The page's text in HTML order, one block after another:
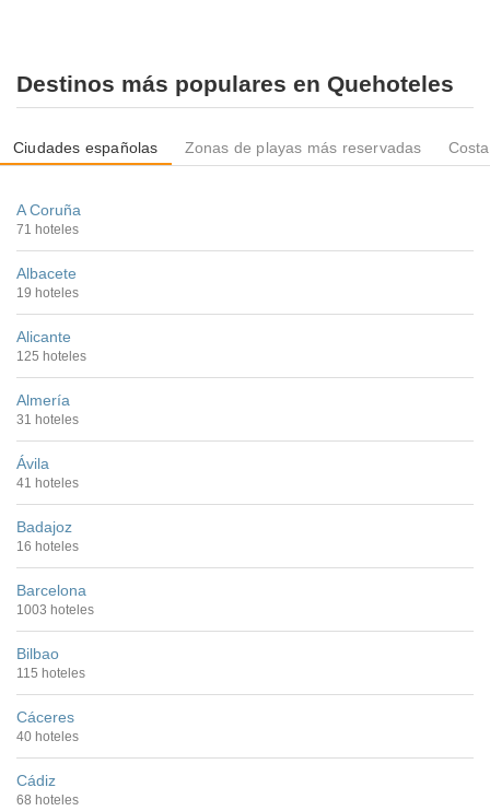
Destinos más populares en Quehoteles
Ciudades españolas Zonas de playas más reservadas
A Coruña
71 hoteles
Albacete
19 hoteles
Alicante
125 hoteles
Almería
31 hoteles
Ávila
41 hoteles
Badajoz
16 hoteles
Barcelona
1003 hoteles
Bilbao
115 hoteles
Cáceres
40 hoteles
Cádiz
68 hoteles